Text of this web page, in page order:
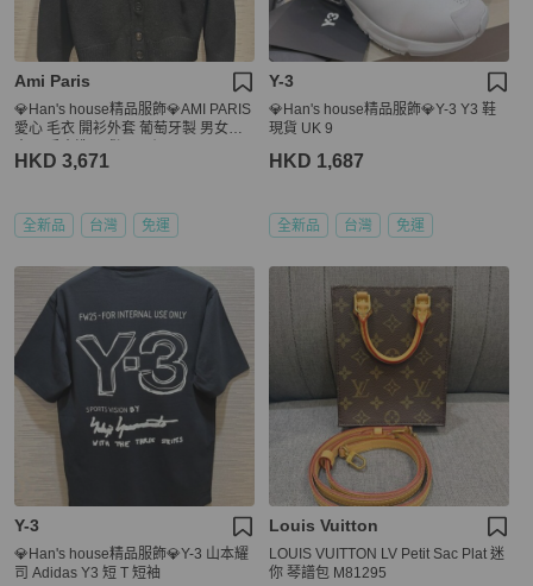
Ami Paris
💎Han's house精品服飾💎AMI PARIS
愛心 毛衣 開衫外套 葡萄牙製 男女共
HKD 3,671
全新品 台灣 免運
Y-3
💎Han's house精品服飾💎Y-3 Y3 鞋
現貨 UK 9
HKD 1,687
全新品 台灣 免運
Y-3
💎Han's house精品服飾💎Y-3 山本耀
司 Adidas Y3 短 T 短袖
Louis Vuitton
LOUIS VUITTON LV Petit Sac Plat 迷
你 琴譜包 M81295